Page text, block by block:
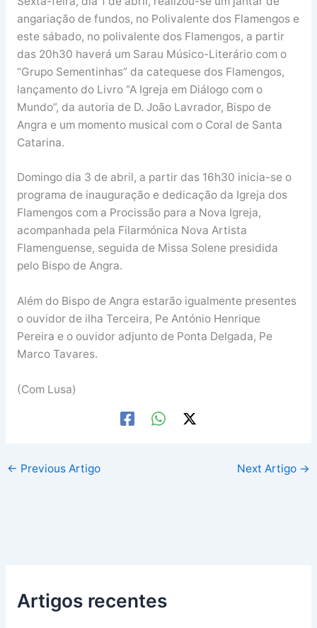
angariação de fundos, no Polivalente dos Flamengos e
este sábado, no polivalente dos Flamengos, a partir
das 20h30 haverá um Sarau Músico-Literário com o
“Grupo Sementinhas” da catequese dos Flamengos,
lançamento do Livro “A Igreja em Diálogo com o
Mundo”, da autoria de D. João Lavrador, Bispo de
Angra e um momento musical com o Coral de Santa
Catarina.
Domingo dia 3 de abril, a partir das 16h30 inicia-se o
programa de inauguração e dedicação da Igreja dos
Flamengos com a Procissão para a Nova Igreja,
acompanhada pela Filarmónica Nova Artista
Flamenguense, seguida de Missa Solene presidida
pelo Bispo de Angra.
Além do Bispo de Angra estarão igualmente presentes
o ouvidor de ilha Terceira, Pe António Henrique
Pereira e o ouvidor adjunto de Ponta Delgada, Pe
Marco Tavares.
(Com Lusa)
← Previous Artigo Next Artigo →
Artigos recentes